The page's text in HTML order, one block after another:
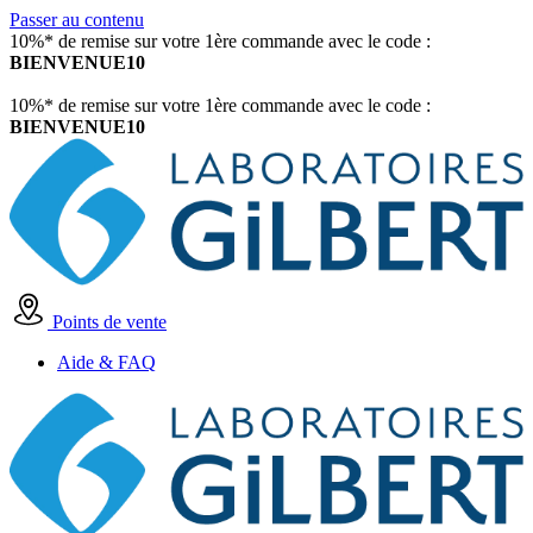
Passer au contenu
10%* de remise sur votre 1ère commande avec le code :
BIENVENUE10
10%* de remise sur votre 1ère commande avec le code :
BIENVENUE10
Points de vente
Aide & FAQ